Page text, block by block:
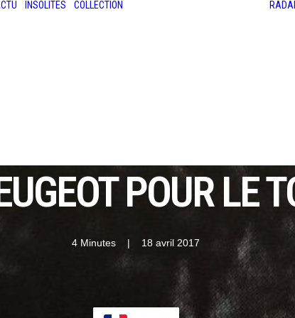
INSOLITES COLLECTION
POUR LE
4 Minutes | 18 avril 2017